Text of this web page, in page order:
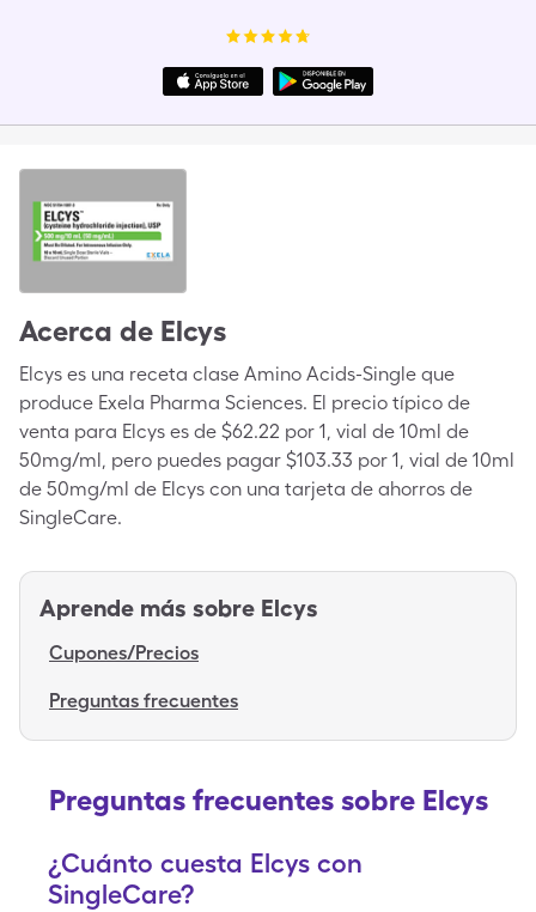
Acerca de Elcys
Elcys es una receta clase Amino Acids-Single que
produce Exela Pharma Sciences. El precio típico de
venta para Elcys es de $62.22 por 1, vial de 10ml de
50mg/ml, pero puedes pagar $103.33 por 1, vial de 10ml
de 50mg/ml de Elcys con una tarjeta de ahorros de
SingleCare.
Aprende más sobre Elcys
Cupones/Precios
Preguntas frecuentes
Preguntas frecuentes sobre Elcys
¿Cuánto cuesta Elcys con
SingleCare?